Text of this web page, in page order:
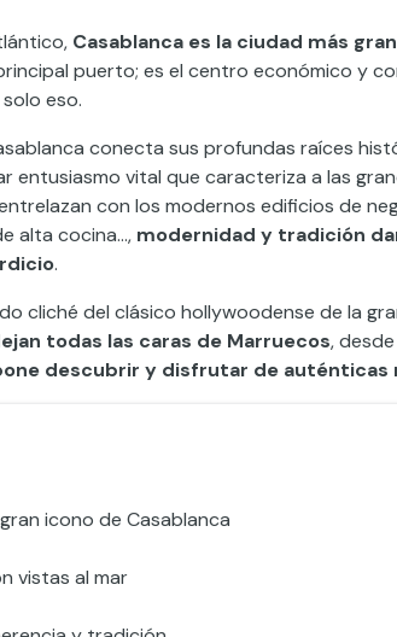
Casablanca es la ciudad más
puerto; es el centro económico y
eso.
conecta sus profundas raíces
entusiasmo vital que caracteriza a las
con los modernos edificios de
alta cocina…, modernidad y tradición
.
cliché del clásico hollywoodense de la
todas las caras de Marruecos,
descubrir y disfrutar de auténticas
icono de Casablanca
vistas al mar